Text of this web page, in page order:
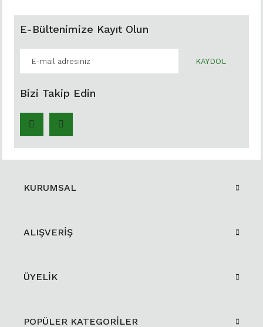
E-Bültenimize Kayıt Olun
KAYDOL
Bizi Takip Edin
KURUMSAL
ALIŞVERİŞ
ÜYELİK
POPÜLER KATEGORİLER